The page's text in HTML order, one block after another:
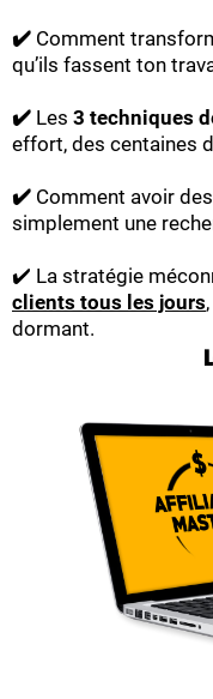
✔️ Comment
qu’ils fassent ton
✔️ Les 3 techniques
effort, des centaines
✔️ Comment avoir
simplement une
✔️ La stratégie
clients tous les jours
dormant.